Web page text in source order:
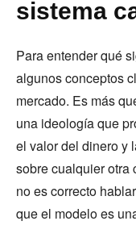
sistema
Para entender qué
algunos conceptos
mercado. Es más
una ideología que
el valor del dinero y
sobre cualquier otra
no es correcto
que el modelo es